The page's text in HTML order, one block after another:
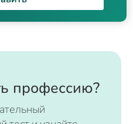
профессию?